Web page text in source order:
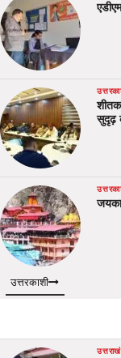
सुदृढ़
उत्तरकाशी